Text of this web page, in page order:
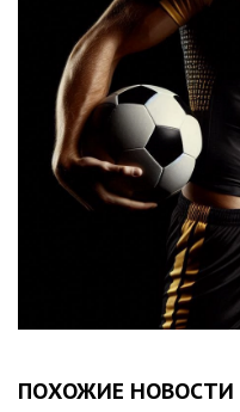
ПОХОЖИЕ НОВОСТИ